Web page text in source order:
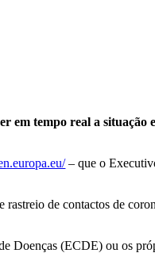
em tempo real a situação
– que o
rastreio de contactos de
Doenças (ECDE) ou os